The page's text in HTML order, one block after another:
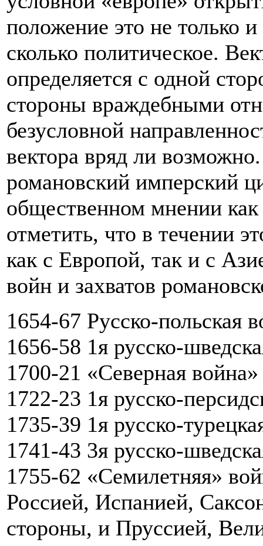
положение это не только
сколько политическое.
определяется с одной
стороны враждебными
безусловной
вектора вряд ли
романовский имперский
общественном мнении как
отметить, что в течении
как с Европой, так и с
войн и захватов
1654-67 Русско-польская
1656-58 1я русско-
1700-21 «Северная
1722-23 1я русско-
1735-39 1я русско-
1741-43 3я русско-
1755-62 «Семилетняя»
Россией, Испанией,
стороны, и Пруссией,